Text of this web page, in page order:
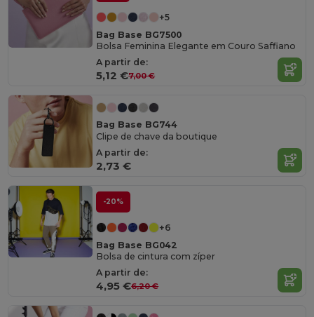
+5
Bag Base BG7500
Bolsa Feminina Elegante em Couro Saffiano
A partir de:
5,12 €7,00 €
Bag Base BG744
Clipe de chave da boutique
A partir de:
2,73 €
-20%
+6
Bag Base BG042
Bolsa de cintura com zíper
A partir de:
4,95 €6,20 €